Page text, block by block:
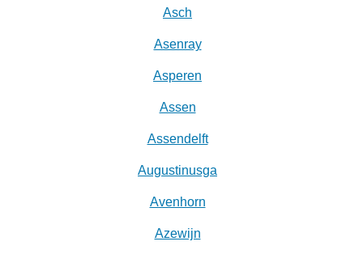
Asch
Asenray
Asperen
Assen
Assendelft
Augustinusga
Avenhorn
Azewijn